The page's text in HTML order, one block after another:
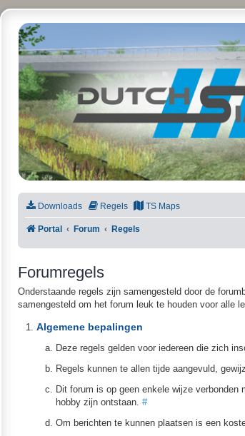
DutchSims
Downloads Regels TS Maps
Portal Forum Regels
Forumregels
Onderstaande regels zijn samengesteld door de
samengesteld om het forum leuk te houden voor alle
Algemene bepalingen
Deze regels gelden voor iedereen die zich
Regels kunnen te allen tijde aangevuld,
Dit forum is op geen enkele wijze
hobby zijn ontstaan. #
Om berichten te kunnen plaatsen is een